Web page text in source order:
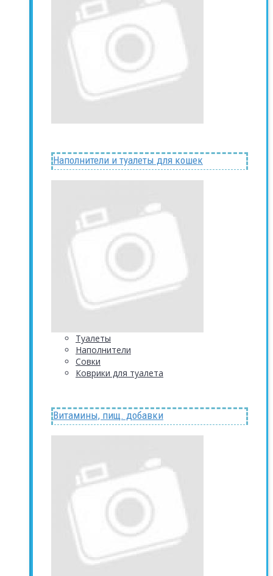
Наполнители и туалеты для кошек
Туалеты
Наполнители
Совки
Коврики для туалета
Витамины, пищ. добавки